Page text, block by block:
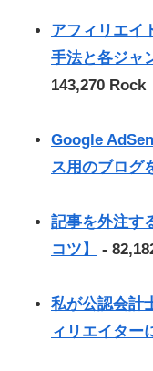
アフィリエイ
手法と各ジャ
143,270 Rock
Google
ス用のブログ
記事を外注す
コツ】
-
私が公認会計
ィリエイター